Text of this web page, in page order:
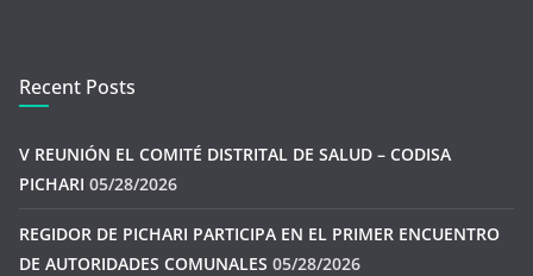
Recent Posts
V REUNIÓN EL COMITÉ DISTRITAL DE SALUD – CODISA
PICHARI 05/28/2026
REGIDOR DE PICHARI PARTICIPA EN EL PRIMER ENCUENTRO
DE AUTORIDADES COMUNALES 05/28/2026